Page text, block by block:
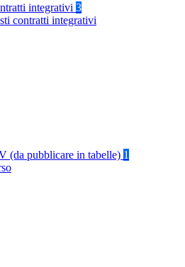
integrativi 3
contratti integrativi
(da pubblicare in tabelle) 1